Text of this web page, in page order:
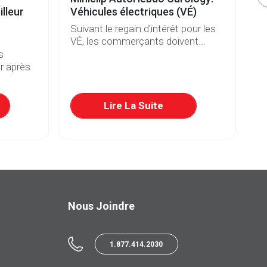
après
Véhicules électriques (VÉ)
Suivant le regain d'intérêt pour les
VÉ, les commerçants doivent...
Lire La Suite
Nous Joindre
1.877.414.2030